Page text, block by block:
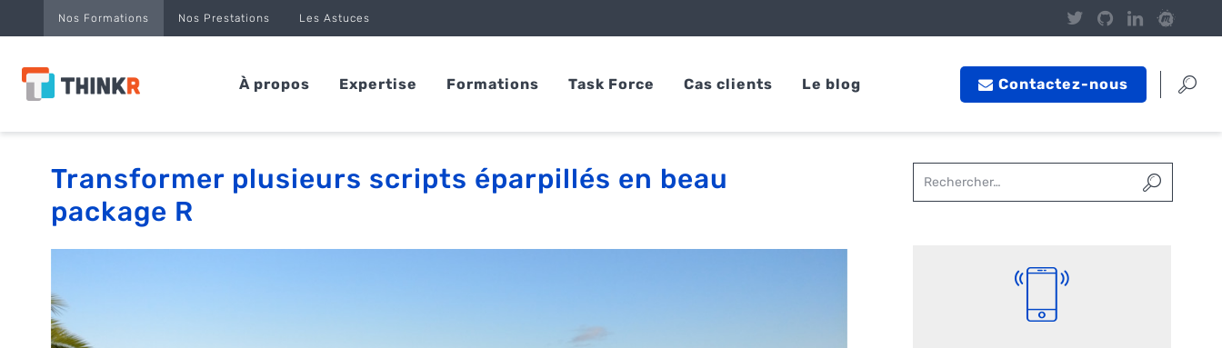
Nos Formations Nos Prestations Les Astuces
À propos Expertise Formations Task Force Cas clients Le blog Contactez-nous
Transformer plusieurs scripts éparpillés en beau
package R
Panneau de gestion des cookies